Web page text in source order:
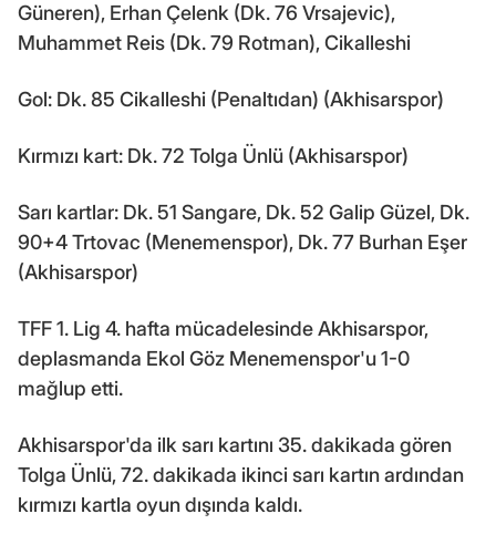
Güneren), Erhan Çelenk (Dk. 76 Vrsajevic),
Muhammet Reis (Dk. 79 Rotman), Cikalleshi
Gol: Dk. 85 Cikalleshi (Penaltıdan) (Akhisarspor)
Kırmızı kart: Dk. 72 Tolga Ünlü (Akhisarspor)
Sarı kartlar: Dk. 51 Sangare, Dk. 52 Galip Güzel, Dk.
90+4 Trtovac (Menemenspor), Dk. 77 Burhan Eşer
(Akhisarspor)
TFF 1. Lig 4. hafta mücadelesinde Akhisarspor,
deplasmanda Ekol Göz Menemenspor'u 1-0
mağlup etti.
Akhisarspor'da ilk sarı kartını 35. dakikada gören
Tolga Ünlü, 72. dakikada ikinci sarı kartın ardından
kırmızı kartla oyun dışında kaldı.